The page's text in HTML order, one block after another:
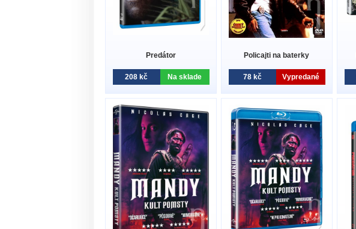
Predátor
208 kč Na sklade
Policajti na baterky
78 kč Vypredané